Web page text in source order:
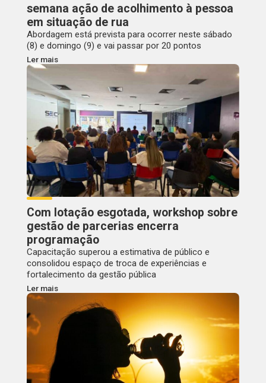
semana ação de acolhimento à pessoa
em situação de rua
Abordagem está prevista para ocorrer neste sábado
(8) e domingo (9) e vai passar por 20 pontos
Ler mais
Com lotação esgotada, workshop sobre
gestão de parcerias encerra
programação
Capacitação superou a estimativa de público e
consolidou espaço de troca de experiências e
fortalecimento da gestão pública
Ler mais